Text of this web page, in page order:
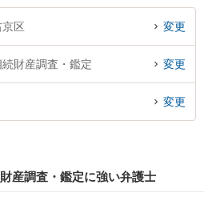
区 変更
財産調査・鑑定 変更
変更
産調査・鑑定に強い弁護士